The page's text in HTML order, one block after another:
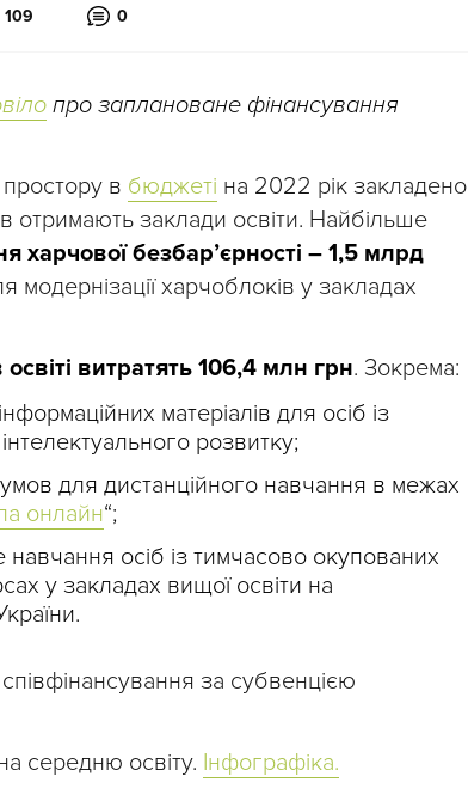
109 0
про заплановане фінансування
в бюджеті на 2022 рік закладено
отримають заклади освіти. Найбільше
харчової безбар’єрності – 1,5 млрд
модернізації харчоблоків у закладах
витратять 106,4 млн грн. Зокрема:
матеріалів для осіб із
розвитку;
для дистанційного навчання в межах
онлайн“;
осіб із тимчасово окупованих
у закладах вищої освіти на
співфінансування за субвенцією
середню освіту. Інфографіка.